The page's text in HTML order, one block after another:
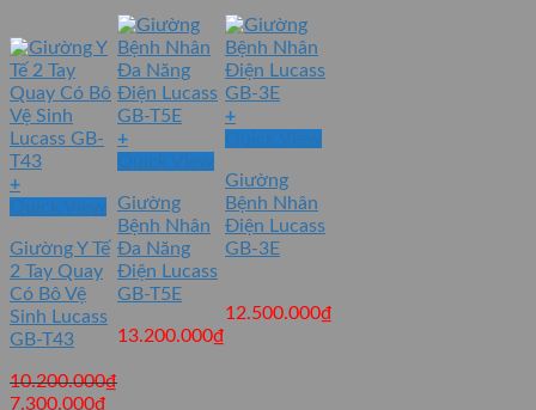
+
Quick View
Giường Y Tế
2 Tay Quay
Có Bô Vệ
Sinh Lucass
GB-T43
10.200.000₫
Giá
7.300.000₫Giá
+
Quick View
Giường
Bệnh Nhân
Đa Năng
Điện Lucass
GB-T5E
13.200.000₫
+
Quick View
Giường
Bệnh Nhân
Điện Lucass
GB-3E
12.500.000₫